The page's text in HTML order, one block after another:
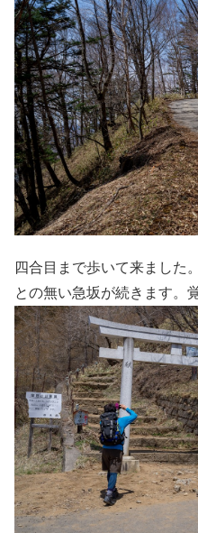
四合目まで歩いて来ました
との無い急坂が続きます。